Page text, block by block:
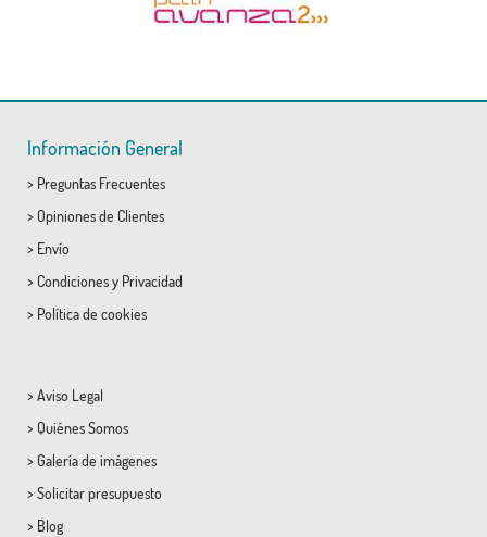
Información General
> Preguntas Frecuentes
> Opiniones de Clientes
> Envío
> Condicionesy Privacidad
> Política de cookies
> Aviso Legal
> Quiénes Somos
> Galería de imágenes
> Solicitar presupuesto
> Blog